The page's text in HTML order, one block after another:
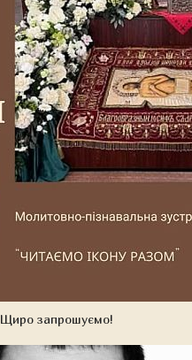
Щиро запрошуємо!